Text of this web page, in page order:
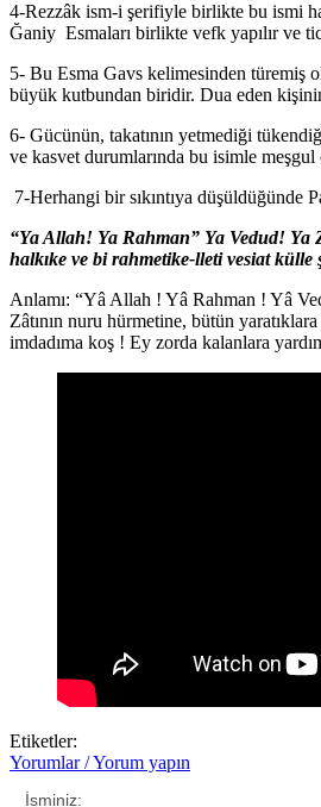
4-Rezzâk ism-i şerifiyle birlikte bu ismi
Ğaniy Esmaları birlikte vefk yapılır ve
5- Bu Esma Gavs kelimesinden türemiş
büyük kutbundan biridir. Dua eden
6- Gücünün, takatının yetmediği
ve kasvet durumlarında bu isimle
7-Herhangi bir sıkıntıya düşüldüğünde
“Ya Allah! Ya Rahman” Ya Vedud! Ya
halkıke ve bi rahmetike-lleti vesiat
Anlamı: “Yâ Allah ! Yâ Rahman ! Yâ
Zâtının nuru hürmetine, bütün
imdadıma koş ! Ey zorda kalanlara
Etiketler:
Yorumlar / Yorum yapın
İsminiz: